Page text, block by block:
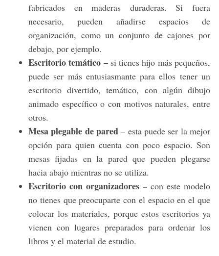
fabricados en maderas duraderas. Si fuera
necesario, pueden añadirse espacios de
organización, como un conjunto de cajones por
debajo, por ejemplo.
Escritorio temático –si tienes hijo más pequeños,
puede ser más entusiasmante para ellos tener un
escritorio divertido, temático, con algún dibujo
animado específico o con motivos naturales, entre
otros.
Mesa plegable de pared– esta puede ser la mejor
opción para quien cuenta con poco espacio. Son
mesas fijadas en la pared que pueden plegarse
hacia abajo mientras no se utiliza.
Escritorio con organizadores – con este modelo
no tienes que preocuparte con el espacio en el que
colocar los materiales, porque estos escritorios ya
vienen con lugares preparados para ordenar los
libros y el material de estudio.
S
e
r
c
h
f
r
: